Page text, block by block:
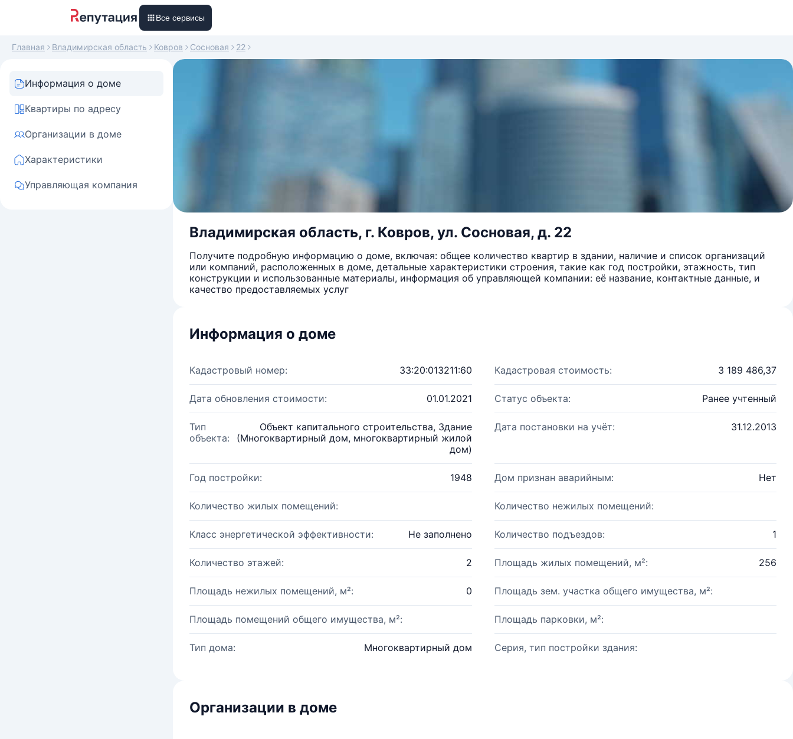
Все сервисы
Главная Владимирская область Ковров Сосновая 22
Информация о доме
Квартиры по адресу
Организации в доме
Характеристики
Управляющая компания
Владимирская область, г. Ковров, ул. Сосновая, д. 22
Получите подробную информацию о доме, включая: общее количество квартир в здании, наличие и список организаций
или компаний, расположенных в доме, детальные характеристики строения, такие как год постройки, этажность, тип
конструкции и использованные материалы, информация об управляющей компании: её название, контактные данные, и
качество предоставляемых услуг
Информация о доме
Кадастровый номер: 33:20:013211:60 Кадастровая стоимость: 3 189 486,37
Дата обновления стоимости: 01.01.2021 Статус объекта: Ранее учтенный
Тип
объекта:
Объект капитального строительства, Здание
(Многоквартирный дом, многоквартирный жилой
дом)
Дата постановки на учёт: 31.12.2013
Год постройки: 1948 Дом признан аварийным: Нет
Количество жилых помещений: Количество нежилых помещений:
Класс энергетической эффективности: Не заполнено Количество подъездов: 1
Количество этажей: 2 Площадь жилых помещений, м²: 256
Площадь нежилых помещений, м²: 0 Площадь зем. участка общего имущества, м²:
Площадь помещений общего имущества, м²: Площадь парковки, м²:
Тип дома: Многоквартирный дом Серия, тип постройки здания:
Организации в доме